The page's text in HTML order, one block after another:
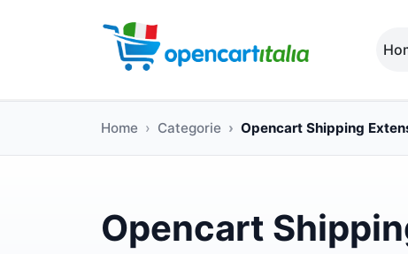
Home Categorie Opencart Shipping
Opencart